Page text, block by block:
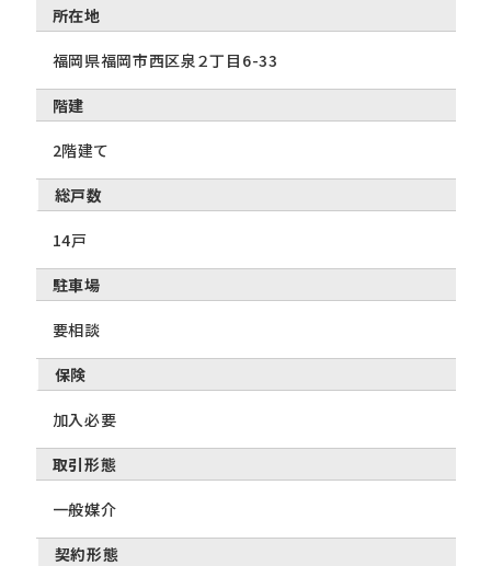
所在地
福岡県福岡市西区泉２丁目6-33
階建
2階建て
総戸数
14戸
駐車場
要相談
保険
加入必要
取引形態
一般媒介
契約形態